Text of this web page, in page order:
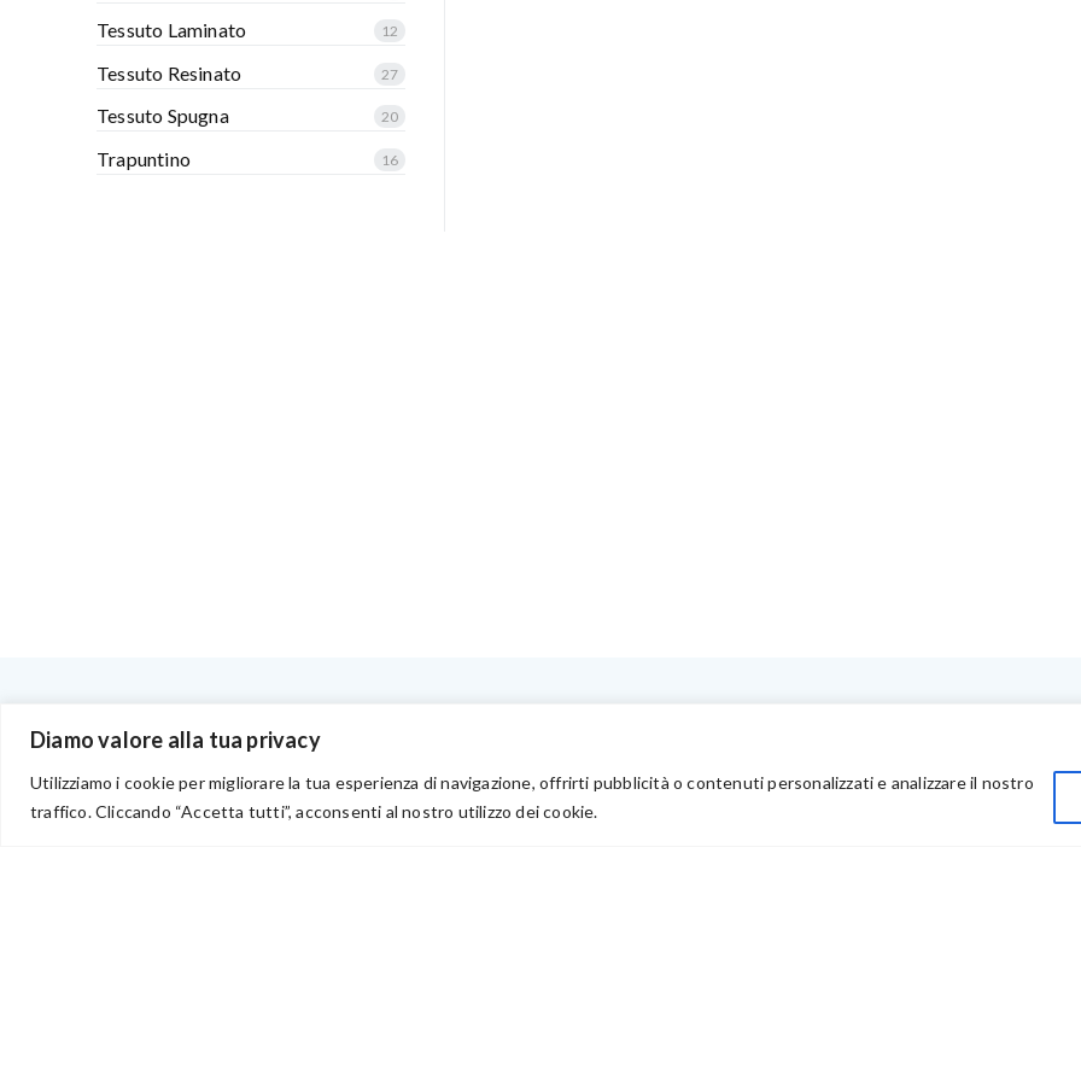
Diamo valore alla tua privacy
Utilizziamo i cookie per migliorare la tua esperienza di navigazione, offrirti pubblicità o contenuti personalizzati e analizzare il nostro
traffico. Cliccando “Accetta tutti”, acconsenti al nostro utilizzo dei cookie.
Tessuto Laminato 12
Tessuto Resinato 27
Tessuto Spugna 20
Trapuntino 16
Privacy
Chi Siamo